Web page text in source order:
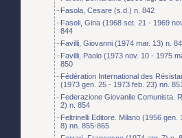
Fasola, Cesare (s.d.) n. 842
Fasoli, Gina (1968 set. 21 - 1969
844
Favilli, Giovanni (1974 mar. 13) n.
Favilli, Paolo (1973 nov. 10 - 1975
850
Fédération International des
(1973 gen. 25 - 1973 feb. 23) nn.
Federazione Giovanile Comunista.
2) n. 854
Feltrinelli Editore. Milano (1956 gen.
8) nn. 855-865